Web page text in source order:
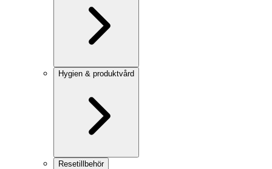
Hygien & produktvård
Resetillbehör